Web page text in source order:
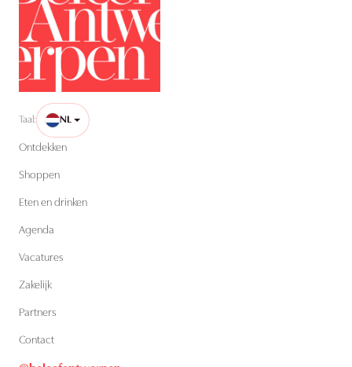
Taal: NL
Ontdekken
Shoppen
Eten en drinken
Agenda
Vacatures
Zakelijk
Partners
Contact